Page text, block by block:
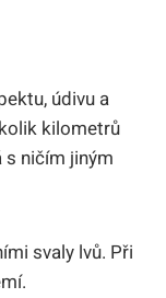
údivu a
kilometrů
ničím jiným
svaly lvů. Při